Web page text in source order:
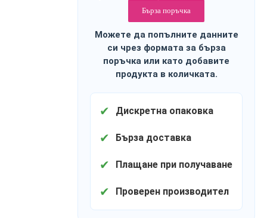
Бърза поръчка
Можете да попълните данните
си чрез формата за бърза
поръчка или като добавите
продукта в количката.
✔ Дискретна опаковка
✔ Бърза доставка
✔ Плащане при получаване
✔ Проверен производител